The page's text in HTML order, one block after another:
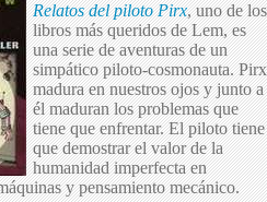
Relatos del piloto Pirx, uno de los
libros más queridos de Lem, es
una serie de aventuras de un
simpático piloto-cosmonauta. Pirx
madura en nuestros ojos y junto a
él maduran los problemas que
tiene que enfrentar. El piloto tiene
que demostrar el valor de la
humanidad imperfecta en
y pensamiento mecánico.